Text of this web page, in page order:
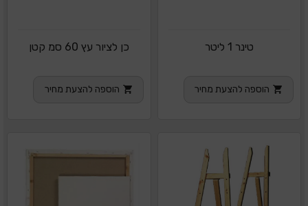
טינר 1 ליטר
הוספה להצעת מחיר
כן לציור עץ 60 סמ קטן
הוספה להצעת מחיר